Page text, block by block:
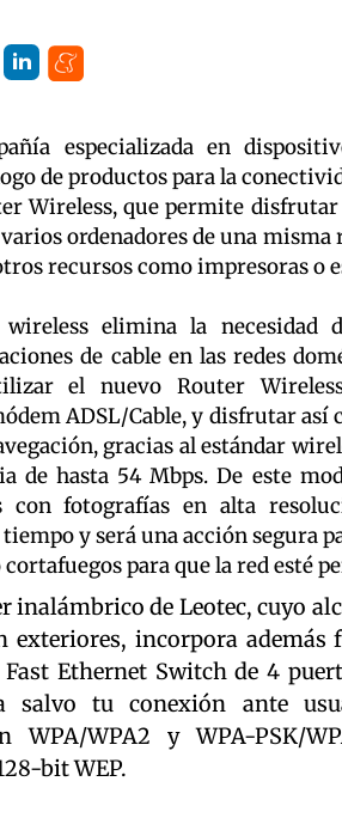
especializada en
de productos para la
Wireless, que permite
ordenadores de una
recursos como impresoras o
elimina la necesidad
de cable en las redes
el nuevo Router
ADSL/Cable, y disfrutar así
gracias al estándar
de hasta 54 Mbps. De este
con fotografías en alta
y será una acción segura
para que la red esté
inalámbrico de Leotec, cuyo
exteriores, incorpora
Ethernet Switch de 4
salvo tu conexión ante
WPA/WPA2 y WPA-PSK/
bit WEP.